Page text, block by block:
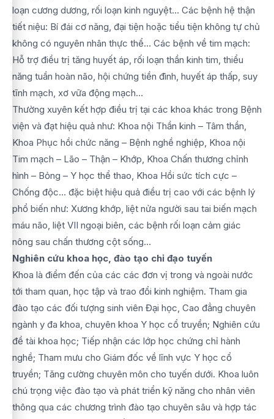
loạn cương dương, rối loạn kinh nguyệt… Các bệnh hệ thận
tiết niệu: Bí đái cơ năng, đại tiện hoặc tiểu tiện không tự chủ
không có nguyên nhân thực thể… Các bệnh về tim mạch:
Hỗ trợ điều trị tăng huyết áp, rối loạn thần kinh tim, thiểu
năng tuần hoàn não, hội chứng tiền đình, huyết áp thấp, suy
tĩnh mạch, xơ vữa động mạch…
Thường xuyên kết hợp điều trị tại các khoa khác trong Bệnh
viện và đạt hiệu quả như: Khoa nội Thần kinh – Tâm thần,
Khoa Phục hồi chức năng – Bệnh nghề nghiệp, Khoa nội
Tim mạch – Lão – Thận – Khớp, Khoa Chấn thương chỉnh
hình – Bỏng – Y học thể thao, Khoa Hồi sức tích cực –
Chống độc… đặc biệt hiệu quả điều trị cao với các bệnh lý
phổ biến như: Xương khớp, liệt nửa người sau tai biến mạch
máu não, liệt VII ngoại biên, các bệnh rối loạn cảm giác
nông sau chấn thương cột sống…
Nghiên cứu khoa học, đào tạo chỉ đạo tuyến
Khoa là điểm đến của các các đơn vị trong và ngoài nước
tới tham quan, học tập và trao đổi kinh nghiệm. Tham gia
đào tạo các đối tượng sinh viên Đại học, Cao đẳng chuyên
ngành y đa khoa, chuyên khoa Y học cổ truyền; Nghiên cứu
đề tài khoa học; Tiếp nhận các lớp học chứng chỉ hành
nghề; Tham mưu cho Giám đốc về lĩnh vực Y học cổ
truyền; Tăng cường chuyên môn cho tuyến dưới. Khoa luôn
chú trọng việc đào tạo và phát triển kỹ năng cho nhân viên
thông qua các chương trình đào tạo chuyên sâu và hợp tác